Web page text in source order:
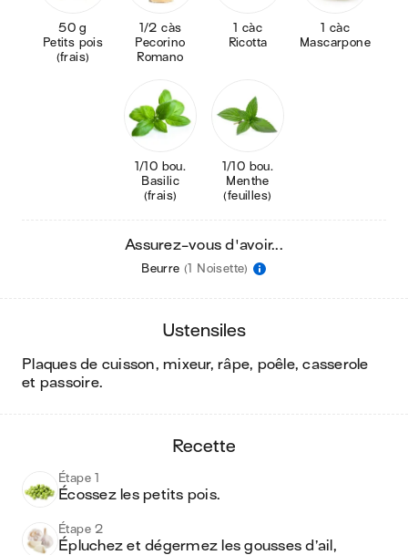
50 g
Petits pois
(frais)
1/2 càs
Pecorino
Romano
1 càc
Ricotta
1 càc
Mascarpone
1/10 bou.
Basilic
(frais)
1/10 bou.
Menthe
(feuilles)
Assurez-vous d'avoir...
Beurre (1 Noisette)
ustensiles
plaques de cuisson, mixeur, râpe, poêle, casserole
et passoire.
recette
Étape 1
Écossez les petits pois.
Étape 2
Épluchez et dégermez les gousses d’ail,